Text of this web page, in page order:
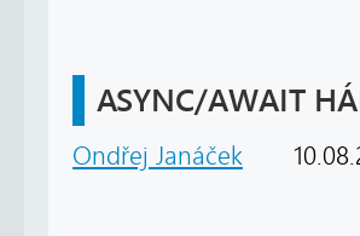
ASYNC/AWAIT
Ondřej Janáček